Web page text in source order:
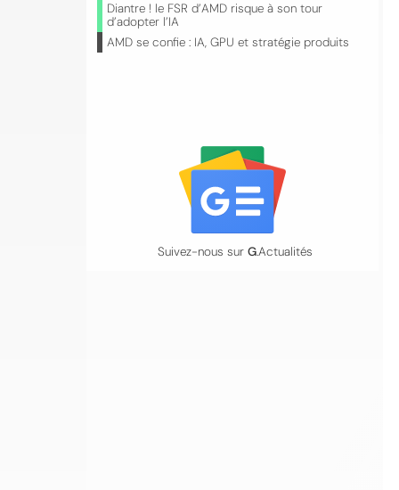
Diantre ! le FSR d’AMD risque à son tour
d’adopter l’IA
AMD se confie : IA, GPU et stratégie produits
Suivez-nous sur G.Actualités